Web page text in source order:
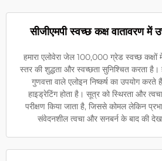
सीजीएमपी स्वच्छ कक्ष वातावरण में
हमारा एलोवेरा जेल 100,000 ग्रेड स्वच्छ कक्षों
स्तर की शुद्धता और स्वच्छता सुनिश्चित करता
गुणवत्ता वाले एलोइन निष्कर्ष का उपयोग
हाइड्रेटिंग होता है। सूत्र को स्थिरता और
परीक्षण किया जाता है, जिससे कोमल लेकिन
संवेदनशील त्वचा और सनबर्न के बाद की